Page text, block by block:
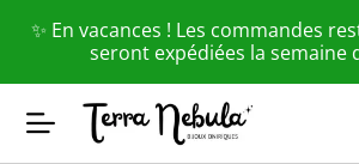
✨ En vacances ! Les commandes
seront expédiées la semaine